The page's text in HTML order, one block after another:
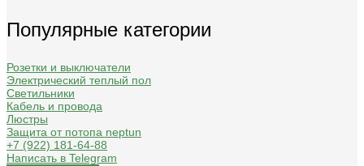
Популярные категории
Розетки и выключатели
Электрический теплый пол
Светильники
Кабель и провода
Люстры
Защита от потопа neptun
+7 (922) 181-64-88
Написать в Telegram